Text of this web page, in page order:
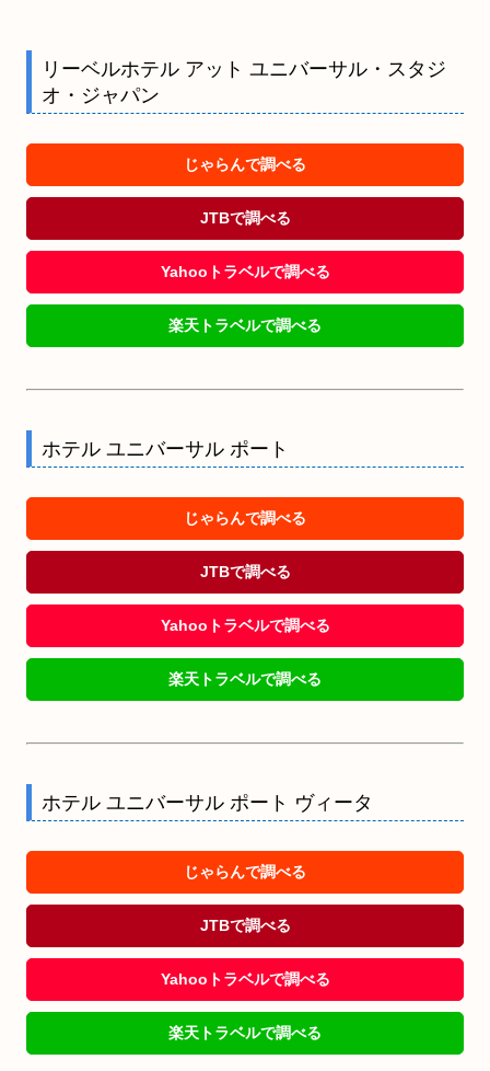
リーベルホテル アット ユニバーサル・スタジ
オ・ジャパン
じゃらんで調べる
JTBで調べる
Yahooトラベルで調べる
楽天トラベルで調べる
ホテル ユニバーサル ポート
じゃらんで調べる
JTBで調べる
Yahooトラベルで調べる
楽天トラベルで調べる
ホテル ユニバーサル ポート ヴィータ
じゃらんで調べる
JTBで調べる
Yahooトラベルで調べる
楽天トラベルで調べる